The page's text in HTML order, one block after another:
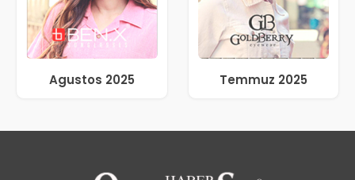
Agustos 2025 Temmuz 2025